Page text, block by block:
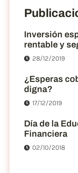
Inversión
rentable y
28/12/2019
¿Esperas
digna?
17/12/2019
Día de la
Financiera
02/10/2018